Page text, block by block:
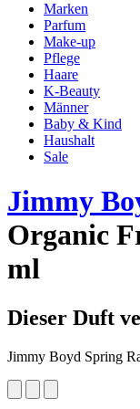
Marken
Parfum
Make-up
Pflege
Haare
K-Beauty
Männer
Baby & Kind
Haushalt
Sale
Jimmy
Organic
ml
Dieser Duft
Jimmy Boyd Spring